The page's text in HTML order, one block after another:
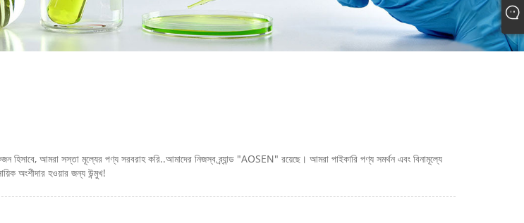
আমরা সস্তা মূল্যের পণ্য সরবরাহ করি..আমাদের নিজস্ব ব্র্যান্ড "AOSEN" রয়েছে। আমরা পাইকারি পণ্য সমর্থন এবং বিনামূল্যে
অংশীদার হওয়ার জন্য উন্মুখ!